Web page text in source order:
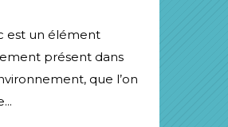
est un élément
présent dans
que l’on